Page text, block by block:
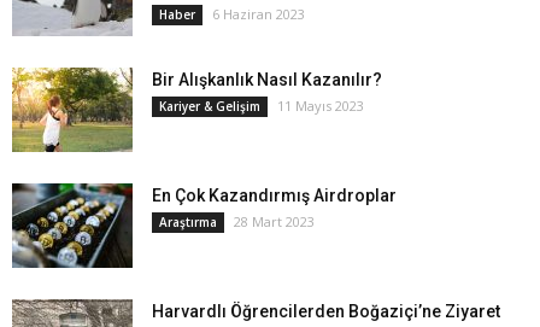
Haber 6 Haziran 2023
Bir Alışkanlık Nasıl Kazanılır?
Kariyer & Gelişim 11 Mayıs 2023
En Çok Kazandırmış Airdroplar
Araştırma 28 Mart 2023
Harvardlı Öğrencilerden Boğaziçi’ne Ziyaret